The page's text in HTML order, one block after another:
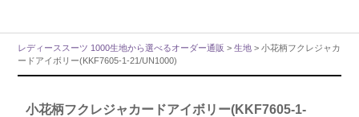
レディーススーツ 1000生地から選べるオーダー通販 >生地 > 小花柄フクレジャカ
ードアイボリー(KKF7605-1-21/UN1000)
小花柄フクレジャカードアイボリー(KKF7605-1-